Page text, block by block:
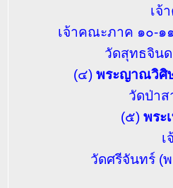
เจ้
เจ้าคณะภาค ๑๐-๑
วัดสุทธจินด
(๔) พระญาณวิศิ
วัดป่าส
(๕) พระ
วัดศรีจันทร์ (